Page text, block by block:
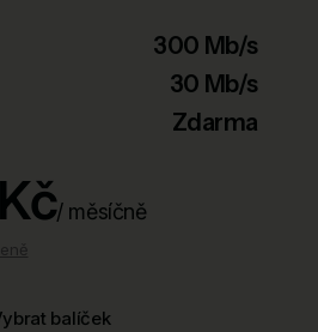
300 Mb/s
30 Mb/s
Zdarma
/ měsíčně
balíček